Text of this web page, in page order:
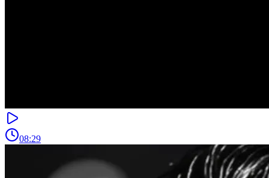
08:29